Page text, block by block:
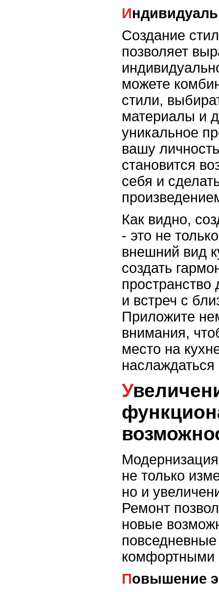
Создание
позволяет
можете
стили,
материалы и
уникальное
вашу
становится
себя и
Как видно,
- это не
внешний вид
создать
и встреч с
Приложите
внимания,
место на
Увеличение
не только
но и
Ремонт
новые
Повышение